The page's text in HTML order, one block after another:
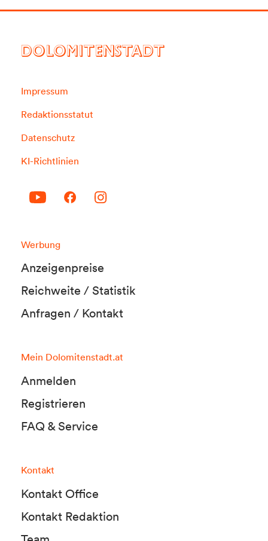
DOLOMITENSTADT
Impressum
Redaktionsstatut
Datenschutz
KI-Richtlinien
Werbung
Anzeigenpreise
Reichweite / Statistik
Anfragen / Kontakt
Mein Dolomitenstadt.at
Anmelden
Registrieren
FAQ & Service
Kontakt
Kontakt Office
Kontakt Redaktion